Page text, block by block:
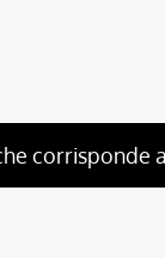
corrisponde